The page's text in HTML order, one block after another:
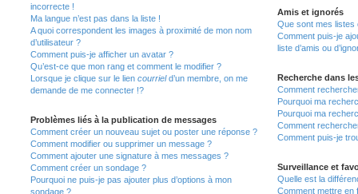
incorrecte !
Ma langue n’est pas dans la liste !
A quoi correspondent les images à proximité de mon nom
d’utilisateur ?
Comment puis-je afficher un avatar ?
Qu’est-ce que mon rang et comment le modifier ?
Lorsque je clique sur le lien courrield’un membre, on me
demande de me connecter !?
Problèmes liés à la publication de messages
Comment créer un nouveau sujet ou poster une réponse ?
Comment modifier ou supprimer un message ?
Comment ajouter une signature à mes messages ?
Comment créer un sondage ?
Pourquoi ne puis-je pas ajouter plus d’options à mon
sondage ?
Amis et ignorés
Que sont mes listes
Comment puis-je
liste d’amis ou
Recherche dans
Comment
Pourquoi ma
Pourquoi ma
Comment
Comment puis-je
Surveillance et
Quelle est la
Comment mettre en